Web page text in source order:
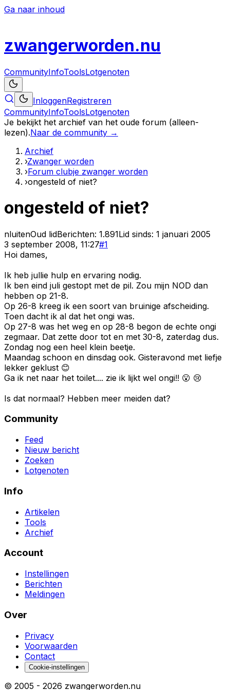
Ga naar inhoud
zwangerworden.nu
CommunityInfoToolsLotgenoten
InloggenRegistreren
CommunityInfoToolsLotgenoten
Je bekijkt het archief van het oude forum (alleen-
lezen).Naar de community →
Archief
›Zwanger worden
›Forum clubje zwanger worden
›ongesteld of niet?
ongesteld of niet?
nluitenOud lidBerichten: 1.891Lid sinds: 1 januari 2005
3 september 2008, 11:27#1
Hoi dames,
Ik heb jullie hulp en ervaring nodig.
Ik ben eind juli gestopt met de pil. Zou mijn NOD dan
hebben op 21-8.
Op 26-8 kreeg ik een soort van bruinige afscheiding.
Toen dacht ik al dat het ongi was.
Op 27-8 was het weg en op 28-8 begon de echte ongi
zegmaar. Dat zette door tot en met 30-8, zaterdag dus.
Zondag nog een heel klein beetje.
Maandag schoon en dinsdag ook. Gisteravond met liefje
lekker geklust 😊
Ga ik net naar het toilet.... zie ik lijkt wel ongi!! 😮 😢
Is dat normaal? Hebben meer meiden dat?
Community
Feed
Nieuw bericht
Zoeken
Lotgenoten
Info
Artikelen
Tools
Archief
Account
Instellingen
Berichten
Meldingen
Over
Privacy
Voorwaarden
Contact
Cookie-instellingen
© 2005 - 2026 zwangerworden.nu